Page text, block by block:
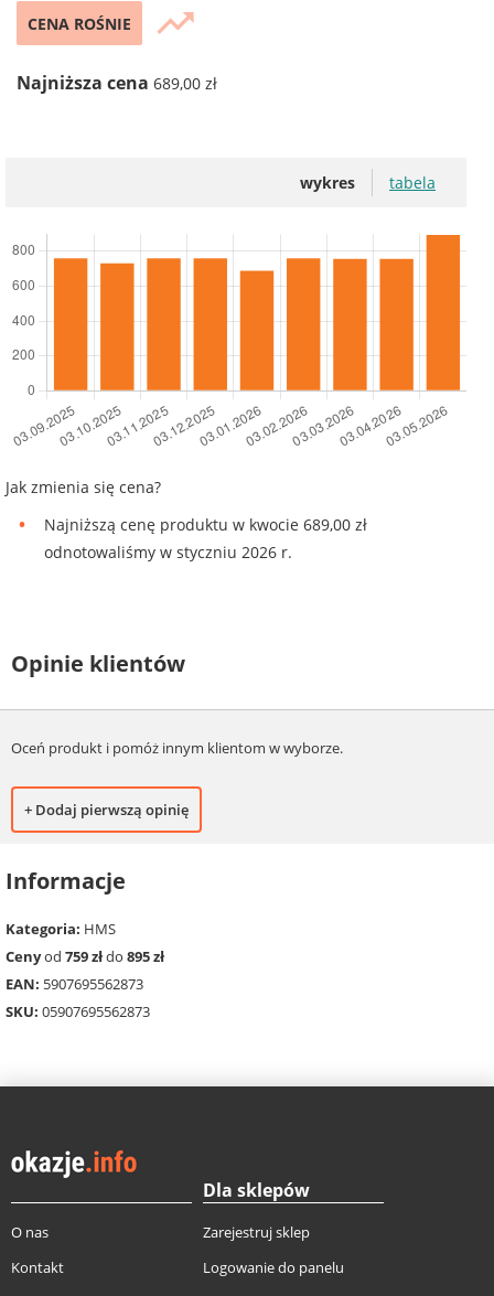
CENA ROŚNIE trending_up
Najniższa cena 689,00 zł
wykres tabela
Jak zmienia się cena?
Najniższą cenę produktu w kwocie 689,00 zł
odnotowaliśmy w styczniu 2026 r.
Opinie klientów
Oceń produkt i pomóż innym klientom w wyborze.
+ Dodaj pierwszą opinię
Informacje
Kategoria: HMS
Cenyod 759 złdo 895 zł
EAN: 5907695562873
SKU: 05907695562873
O nas
Kontakt
Dla sklepów
Zarejestruj sklep
Logowanie do panelu